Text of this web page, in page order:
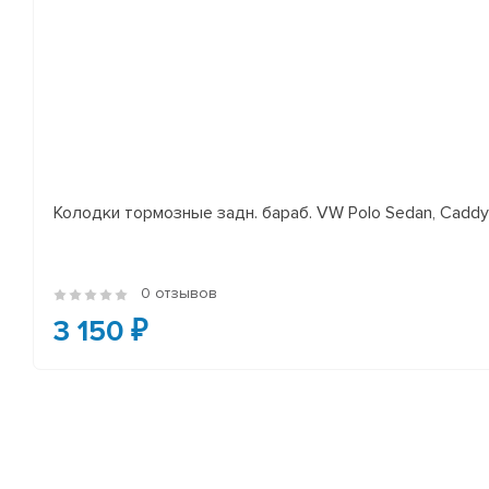
Колодки тормозные задн. бараб. VW Polo Sedan, Caddy
0 отзывов
3 150 ₽